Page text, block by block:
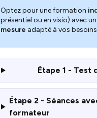
Optez pour une formation
présentiel ou en visio) avec un
mesure adapté à vos
Étape 1 - Test
Étape 2 - Séances
formateur